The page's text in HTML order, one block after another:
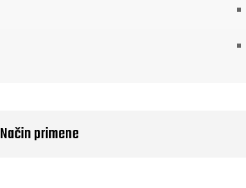
Način primene